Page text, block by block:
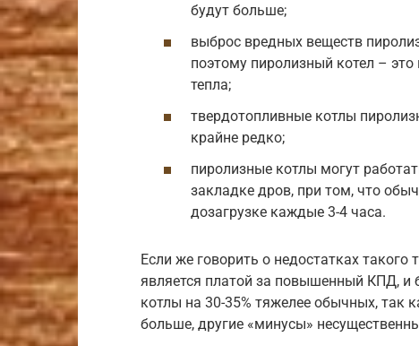
будут больше;
выброс вредных веществ
поэтому пиролизный котел –
тепла;
твердотопливные котлы
крайне редко;
пиролизные котлы могут
закладке дров, при том, что
дозагрузке каждые 3-4 часа.
Если же говорить о недостатках такого
является платой за повышенный КПД, и
котлы на 30-35% тяжелее обычных, так
больше, другие «минусы»